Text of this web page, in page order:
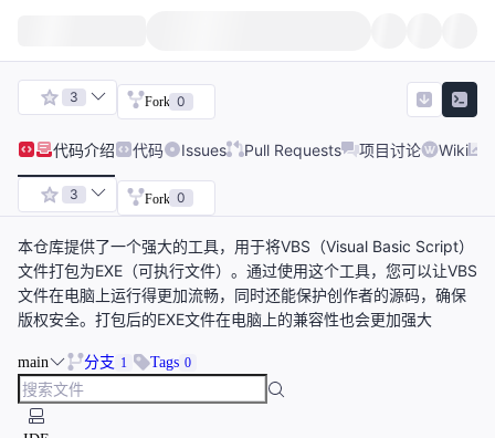
3 Fork 0
代码介绍 代码 Issues Pull Requests 项目讨论 Wiki
3 Fork 0
本仓库提供了一个强大的工具，用于将VBS（Visual Basic Script）
文件打包为EXE（可执行文件）。通过使用这个工具，您可以让VBS
文件在电脑上运行得更加流畅，同时还能保护创作者的源码，确保
版权安全。打包后的EXE文件在电脑上的兼容性也会更加强大
main 分支 1 Tags 0